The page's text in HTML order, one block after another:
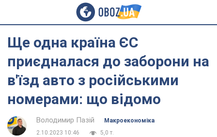
Ще одна країна ЄС
приєдналася до заборони на
в'їзд авто з російськими
номерами: що відомо
Володимир Пазій
Mакроекономіка
2.10.2023 10:46
5,0 т.